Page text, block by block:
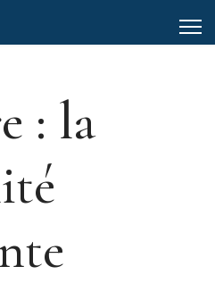
: la